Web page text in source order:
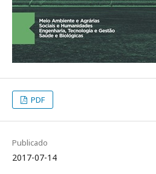
PDF
Publicado
2017-07-14